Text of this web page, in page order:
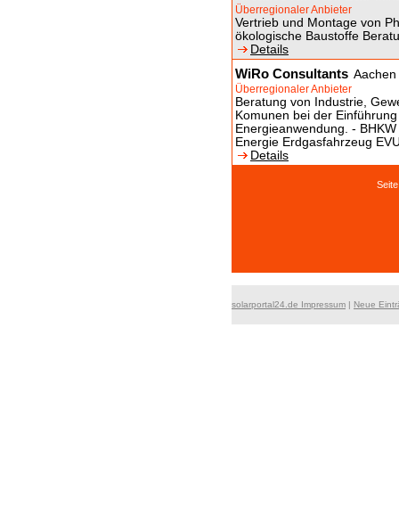
Überregionaler Anbieter
Vertrieb und Montage von
ökologische Baustoffe
Details
WiRo Consultants Aachen
Überregionaler Anbieter
Beratung von Industrie,
Komunen bei der
Energieanwendung. -
Energie Erdgasfahrzeug
Details
solarportal24.de Impressum | Neue